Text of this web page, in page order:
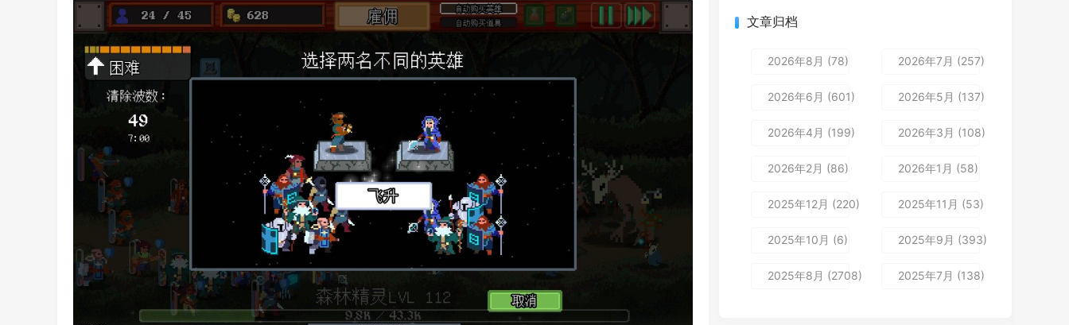
文章归档
2026年8月 (78) 2026年7月 (257)
2026年6月 (601) 2026年5月 (137)
2026年4月 (199) 2026年3月 (108)
2026年2月 (86) 2026年1月 (58)
2025年12月 (220) 2025年11月 (53)
2025年10月 (6) 2025年9月 (393)
2025年8月 (2708) 2025年7月 (138)